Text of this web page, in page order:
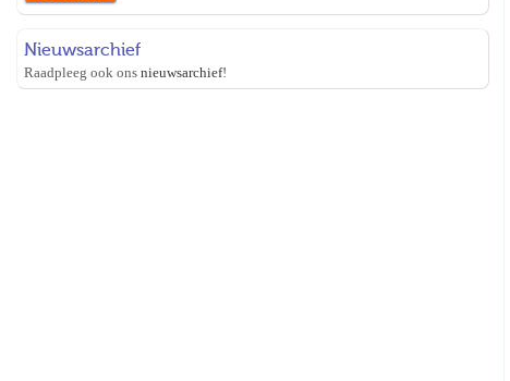
Nieuwsarchief
Raadpleeg ook ons nieuwsarchief!